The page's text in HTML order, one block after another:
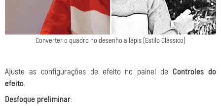
Converter o quadro no desenho a lápis (Estilo Clássico)
Ajuste as configurações de efeito no painel deControles do
efeito.
Desfoque preliminar: